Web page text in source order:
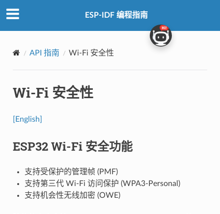
ESP-IDF 编程指南
API 指南 Wi-Fi 安全性
Wi-Fi 安全性
[English]
ESP32 Wi-Fi 安全功能
支持受保护的管理帧 (PMF)
支持第三代 Wi-Fi 访问保护 (WPA3-Personal)
支持机会性无线加密 (OWE)